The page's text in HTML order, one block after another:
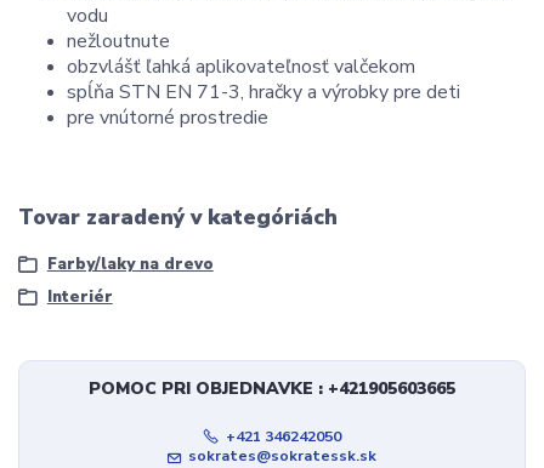
vodu
nežloutnute
obzvlášť ľahká aplikovateľnosť valčekom
spĺňa STN EN 71-3, hračky a výrobky pre deti
pre vnútorné prostredie
Tovar zaradený v kategóriách
Farby/laky na drevo
Interiér
POMOC PRI OBJEDNAVKE : +421905603665
+421 346242050
sokrates@sokratessk.sk